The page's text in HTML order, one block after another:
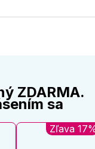
Twitter
ZDARMA.
sa
Zľava